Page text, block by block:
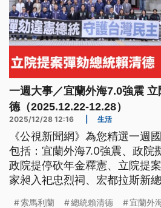
一週大事／宜蘭外海7.0強震
德（2025.12.22-12.28）
2025/12/28 12:16 生活
《公視新聞網》為您精選一週
包括：宜蘭外海7.0強震、政院
政院提停砍年金釋憲、立院提
家昶入祀忠烈祠、宏都拉斯新
索馬利蘭 總統賴清德 宜蘭外